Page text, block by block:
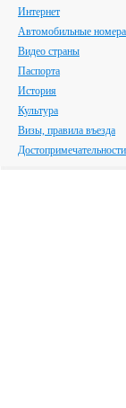
Интернет
Автомобильные номера
Видео страны
Паспорта
История
Культура
Визы, правила въезда
Достопримечательности